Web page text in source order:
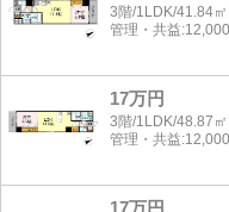
3階/1LDK/41.84㎡
管理・共益
17万円
3階/1LDK/48.87㎡
管理・共益
17万円